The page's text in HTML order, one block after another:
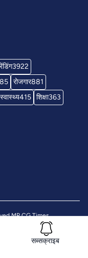
सब्सक्राइब
3922
रोजगार881
स्वास्थ्य415 शिक्षा363
MP CG Times